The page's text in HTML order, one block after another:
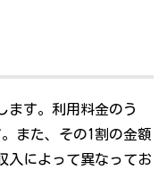
ます。利用料金のう
また、その1割の金額
入によって異なってお